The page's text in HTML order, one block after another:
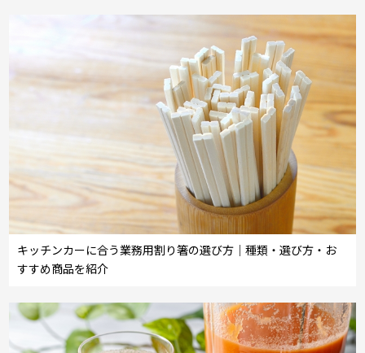
キッチンカーに合う業務用割り箸の選び方｜種類・選び方・お
すすめ商品を紹介